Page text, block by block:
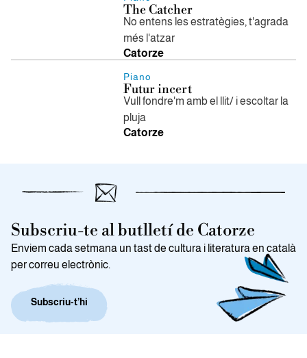
The Catcher
No entens les estratègies, t'agrada
més l'atzar
Catorze
Piano
Futur incert
Vull fondre'm amb el llit/ i escoltar la
pluja
Catorze
Subscriu-te al butlletí de Catorze
Enviem cada setmana un tast de cultura i literatura en català
per correu electrònic.
Subscriu-t’hi